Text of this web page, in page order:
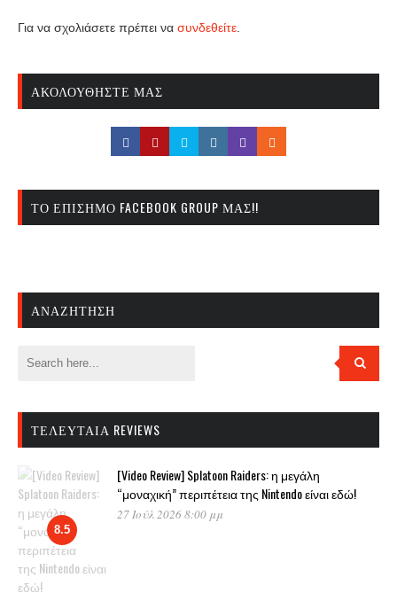
Για να σχολιάσετε πρέπει να συνδεθείτε
ΑΚΟΛΟΥΘΉΣΤΕ ΜΑΣ
ΤΟ ΕΠΊΣΗΜΟ FACEBOOK GROUP ΜΑΣ!!
ΑΝΑΖΉΤΗΣΗ
ΤΕΛΕΥΤΑΊΑ REVIEWS
8.5
[Video Review] Splatoon Raiders: η μεγάλη
“μοναχική” περιπέτεια της Nintendo είναι εδώ!
27 Ιούλ 2026 8:00 μμ